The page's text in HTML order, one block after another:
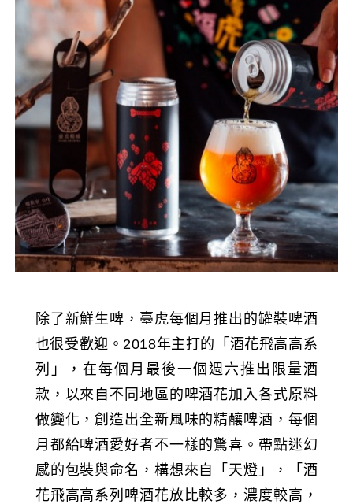
除了新鮮生啤，臺虎每個月推出的罐裝啤酒
也很受歡迎。2018年主打的「酒花飛高高系
列」，在每個月最後一個週六推出限量酒
款，以來自不同地區的啤酒花加入各式原料
做變化，創造出全新風味的精釀啤酒，每個
月都給啤酒愛好者不一樣的驚喜。帶點迷幻
感的包裝與命名，構想來自「天燈」，「酒
花飛高高系列啤酒花放比較多，濃度較高，